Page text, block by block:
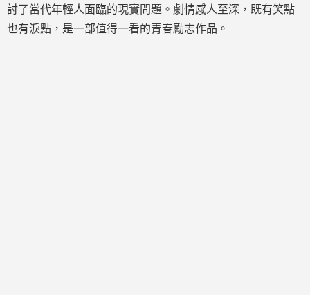
討了當代年輕人面臨的現實問題。劇情感人至深，既有笑點
也有淚點，是一部值得一看的青春勵志作品。